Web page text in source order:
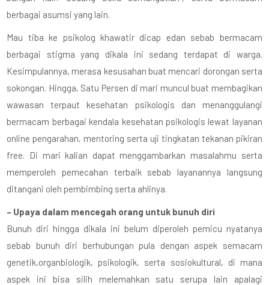
berbagai asumsi yang lain.
Mau tiba ke psikolog khawatir dicap edan sebab bermacam
berbagai stigma yang dikala ini sedang terdapat di warga.
Kesimpulannya, merasa kesusahan buat mencari dorongan serta
sokongan. Hingga, Satu Persen di mari muncul buat membagikan
wawasan terpaut kesehatan psikologis dan menanggulangi
bermacam berbagai kendala kesehatan psikologis lewat layanan
online pengarahan, mentoring serta uji tingkatan tekanan pikiran
free. Di mari kalian dapat menggambarkan masalahmu serta
memperoleh pemecahan terbaik sebab layanannya langsung
ditangani oleh pembimbing serta ahlinya.
– Upaya dalam mencegah orang untuk bunuh diri
Bunuh diri hingga dikala ini belum diperoleh pemicu nyatanya
sebab bunuh diri berhubungan pula dengan aspek semacam
genetik,organbiologik, psikologik, serta sosiokultural, di mana
aspek ini bisa silih melemahkan satu serupa lain apalagi